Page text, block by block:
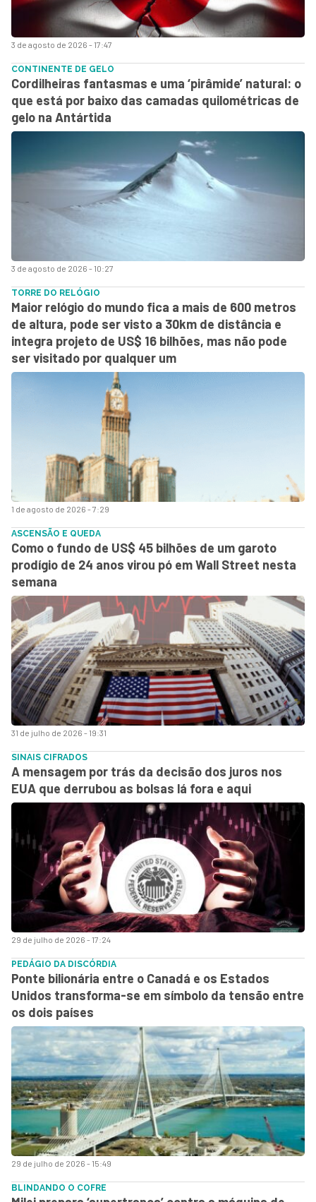
3 de agosto de 2026 - 17:47
3 de agosto de 2026 - 10:27
CONTINENTE DE GELO
Cordilheiras fantasmas e uma ‘pirâmide’ natural: o
que está por baixo das camadas quilométricas de
gelo na Antártida
1 de agosto de 2026 - 7:29
TORRE DO RELÓGIO
Maior relógio do mundo fica a mais de 600 metros
de altura, pode ser visto a 30km de distância e
integra projeto de US$ 16 bilhões, mas não pode
ser visitado por qualquer um
31 de julho de 2026 - 19:31
ASCENSÃO E QUEDA
Como o fundo de US$ 45 bilhões de um garoto
prodígio de 24 anos virou pó em Wall Street nesta
semana
29 de julho de 2026 - 17:24
SINAIS CIFRADOS
A mensagem por trás da decisão dos juros nos
EUA que derrubou as bolsas lá fora e aqui
29 de julho de 2026 - 15:49
PEDÁGIO DA DISCÓRDIA
Ponte bilionária entre o Canadá e os Estados
Unidos transforma-se em símbolo da tensão entre
os dois países
BLINDANDO O COFRE